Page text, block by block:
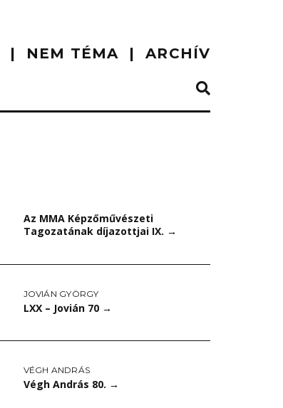
NEM TÉMA ARCHÍV
Az MMA Képzőművészeti
Tagozatának díjazottjai IX. →
JOVIÁN GYÖRGY
LXX – Jovián 70 →
VÉGH ANDRÁS
Végh András 80. →